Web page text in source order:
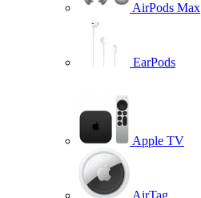
AirPods Max
EarPods
Apple TV